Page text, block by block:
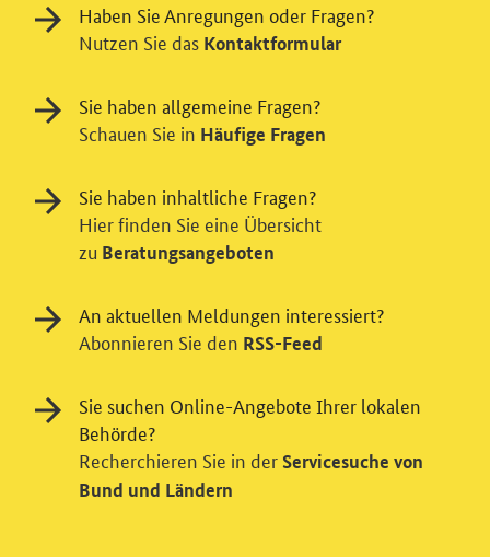
Videodienst
Wir bitten Sie an dieser Stelle um Ihre Einwilligung für
verschiedene Zusatzdienste unserer Webseite: Wir
möchten die Nutzeraktivität mit Hilfe
Haben Sie Anregungen oder Fragen?
Nutzen Sie das Kontaktformular
Sie haben allgemeine Fragen?
Schauen Sie in Häufige Fragen
Sie haben inhaltliche Fragen?
Hier finden Sie eine Übersicht
zu Beratungsangeboten
An aktuellen Meldungen interessiert?
Abonnieren Sie den RSS-Feed
Sie suchen Online-Angebote Ihrer lokalen
Behörde?
Recherchieren Sie in der Servicesuche von
Bund und Ländern